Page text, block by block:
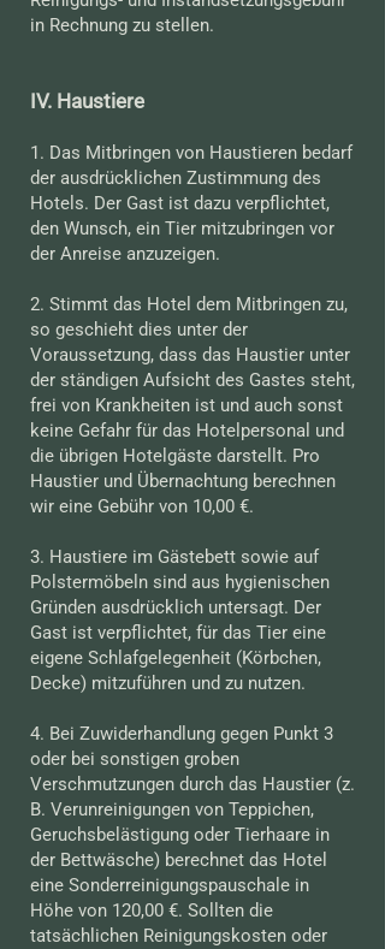
in Rechnung zu stellen.
IV. Haustiere
1. Das Mitbringen von Haustieren bedarf
der ausdrücklichen Zustimmung des
Hotels. Der Gast ist dazu verpflichtet,
den Wunsch, ein Tier mitzubringen vor
der Anreise anzuzeigen.
2. Stimmt das Hotel dem Mitbringen zu,
so geschieht dies unter der
Voraussetzung, dass das Haustier unter
der ständigen Aufsicht des Gastes steht,
frei von Krankheiten ist und auch sonst
keine Gefahr für das Hotelpersonal und
die übrigen Hotelgäste darstellt. Pro
Haustier und Übernachtung berechnen
wir eine Gebühr von 10,00 €.
3. Haustiere im Gästebett sowie auf
Polstermöbeln sind aus hygienischen
Gründen ausdrücklich untersagt. Der
Gast ist verpflichtet, für das Tier eine
eigene Schlafgelegenheit (Körbchen,
Decke) mitzuführen und zu nutzen.
4. Bei Zuwiderhandlung gegen Punkt 3
oder bei sonstigen groben
Verschmutzungen durch das Haustier (z.
B. Verunreinigungen von Teppichen,
Geruchsbelästigung oder Tierhaare in
der Bettwäsche) berechnet das Hotel
eine Sonderreinigungspauschale in
Höhe von 120,00 €. Sollten die
tatsächlichen Reinigungskosten oder